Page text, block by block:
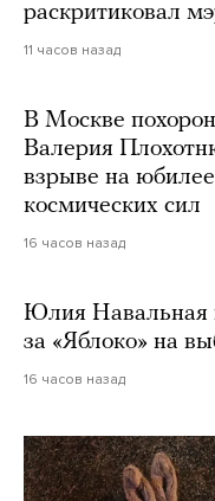
раскритиковал
11 часов назад
В Москве
Валерия
взрыве на
космических сил
16 часов назад
Юлия Навальная
за «Яблоко» на
16 часов назад